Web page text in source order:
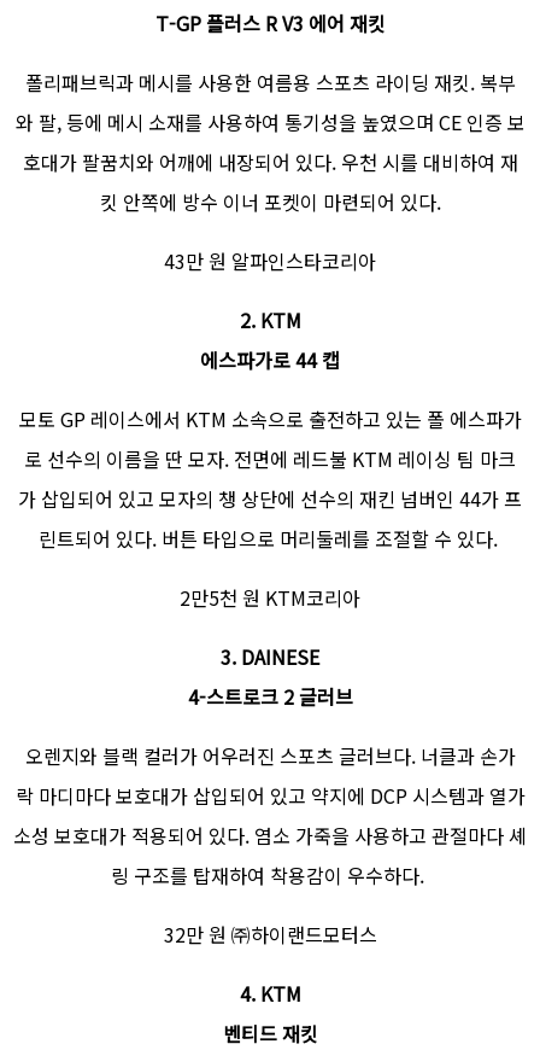
T-GP 플러스 R V3 에어 재킷
폴리패브릭과 메시를 사용한 여름용 스포츠 라이딩 재킷. 복부
와 팔, 등에 메시 소재를 사용하여 통기성을 높였으며 CE 인증 보
호대가 팔꿈치와 어깨에 내장되어 있다. 우천 시를 대비하여 재
킷 안쪽에 방수 이너 포켓이 마련되어 있다.
43만 원 알파인스타코리아
2. KTM
에스파가로 44 캡
모토 GP 레이스에서 KTM 소속으로 출전하고 있는 폴 에스파가
로 선수의 이름을 딴 모자. 전면에 레드불 KTM 레이싱 팀 마크
가 삽입되어 있고 모자의 챙 상단에 선수의 재킨 넘버인 44가 프
린트되어 있다. 버튼 타입으로 머리둘레를 조절할 수 있다.
2만5천 원 KTM코리아
3. DAINESE
4-스트로크 2 글러브
오렌지와 블랙 컬러가 어우러진 스포츠 글러브다. 너클과 손가
락 마디마다 보호대가 삽입되어 있고 약지에 DCP 시스템과 열가
소성 보호대가 적용되어 있다. 염소 가죽을 사용하고 관절마다 셰
링 구조를 탑재하여 착용감이 우수하다.
32만 원 ㈜하이랜드모터스
4. KTM
벤티드 재킷